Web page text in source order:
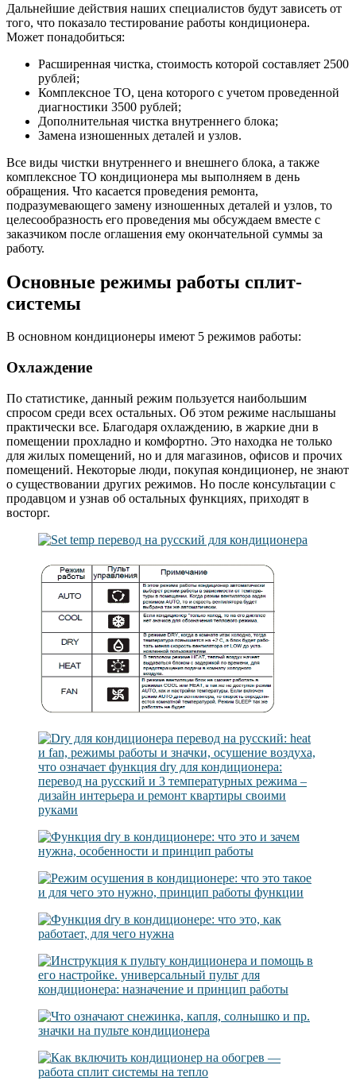
Дальнейшие действия наших специалистов будут зависеть от
того, что показало тестирование работы кондиционера.
Может понадобиться:
Расширенная чистка, стоимость которой составляет 2500
рублей;
Комплексное ТО, цена которого с учетом проведенной
диагностики 3500 рублей;
Дополнительная чистка внутреннего блока;
Замена изношенных деталей и узлов.
Все виды чистки внутреннего и внешнего блока, а также
комплексное ТО кондиционера мы выполняем в день
обращения. Что касается проведения ремонта,
подразумевающего замену изношенных деталей и узлов, то
целесообразность его проведения мы обсуждаем вместе с
заказчиком после оглашения ему окончательной суммы за
работу.
Основные режимы работы сплит-
системы
В основном кондиционеры имеют 5 режимов работы:
Охлаждение
По статистике, данный режим пользуется наибольшим
спросом среди всех остальных. Об этом режиме наслышаны
практически все. Благодаря охлаждению, в жаркие дни в
помещении прохладно и комфортно. Это находка не только
для жилых помещений, но и для магазинов, офисов и прочих
помещений. Некоторые люди, покупая кондиционер, не знают
о существовании других режимов. Но после консультации с
продавцом и узнав об остальных функциях, приходят в
восторг.